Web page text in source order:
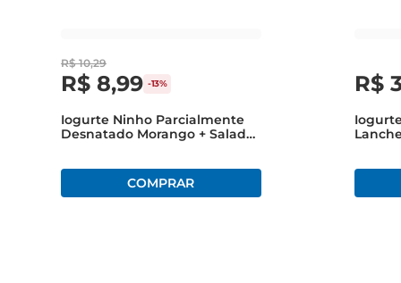
R$ 10,29
R$ 8,99 -13%
Iogurte Ninho Parcialmente
Desnatado Morango + Salada
R$